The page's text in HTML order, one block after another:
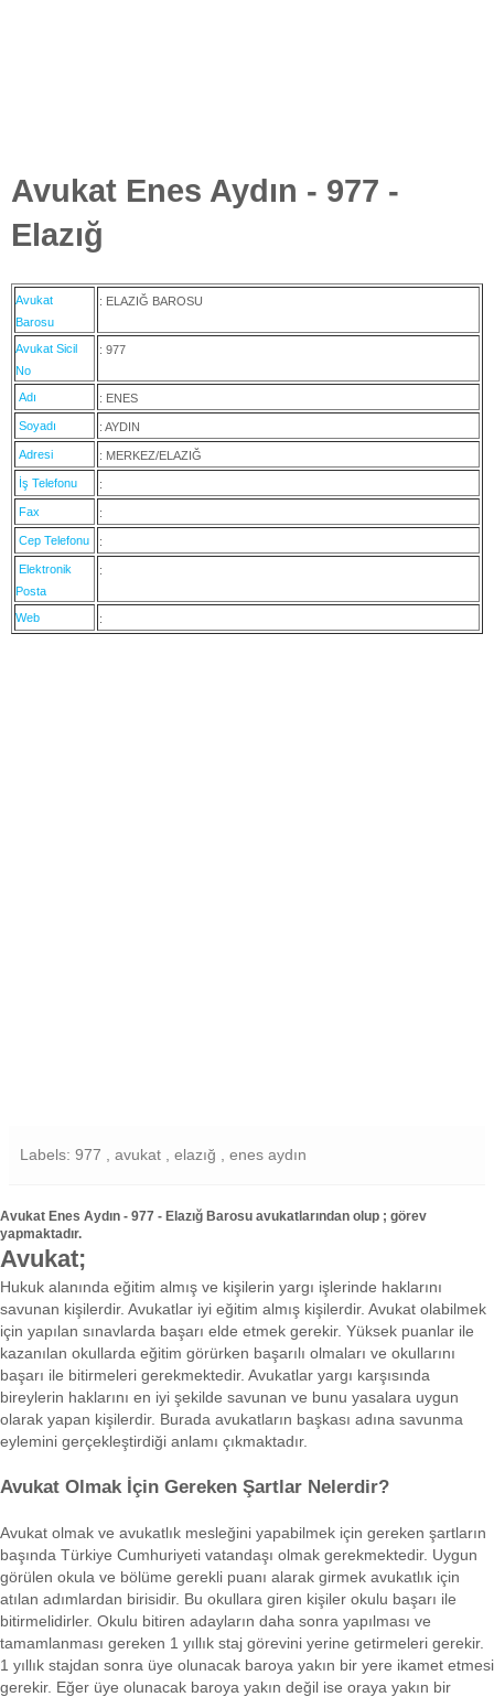
Avukat Enes Aydın - 977 -
Elazığ
Avukat
Barosu
: ELAZIĞ BAROSU
Avukat Sicil
No
: 977
Adı : ENES
Soyadı : AYDIN
Adresi : MERKEZ/ELAZIĞ
İş Telefonu :
Fax :
Cep Telefonu :
Elektronik
Posta
:
Web :
Labels: 977 , avukat , elazığ , enes aydın
Avukat Enes Aydın - 977 - Elazığ Barosu avukatlarından olup ; görev
yapmaktadır.
Avukat;
Hukuk alanında eğitim almış ve kişilerin yargı işlerinde haklarını
savunan kişilerdir. Avukatlar iyi eğitim almış kişilerdir. Avukat olabilmek
için yapılan sınavlarda başarı elde etmek gerekir. Yüksek puanlar ile
kazanılan okullarda eğitim görürken başarılı olmaları ve okullarını
başarı ile bitirmeleri gerekmektedir. Avukatlar yargı karşısında
bireylerin haklarını en iyi şekilde savunan ve bunu yasalara uygun
olarak yapan kişilerdir. Burada avukatların başkası adına savunma
eylemini gerçekleştirdiği anlamı çıkmaktadır.
Avukat Olmak İçin Gereken Şartlar Nelerdir?
Avukat olmak ve avukatlık mesleğini yapabilmek için gereken şartların
başında Türkiye Cumhuriyeti vatandaşı olmak gerekmektedir. Uygun
görülen okula ve bölüme gerekli puanı alarak girmek avukatlık için
atılan adımlardan birisidir. Bu okullara giren kişiler okulu başarı ile
bitirmelidirler. Okulu bitiren adayların daha sonra yapılması ve
tamamlanması gereken 1 yıllık staj görevini yerine getirmeleri gerekir.
1 yıllık stajdan sonra üye olunacak baroya yakın bir yere ikamet etmesi
gerekir. Eğer üye olunacak baroya yakın değil ise oraya yakın bir